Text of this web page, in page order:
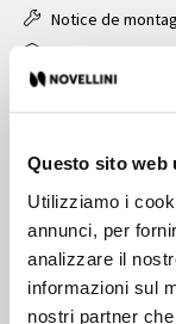
Questo sito web
Utilizziamo i
annunci, per
analizzare il
informazioni sul
nostri partner
Notice de
Fiche article
Caractéristiques
Prix:
Style:
Couleur des